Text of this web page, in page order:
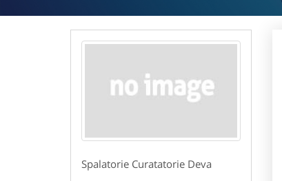
Spalatorie Curatatorie Deva